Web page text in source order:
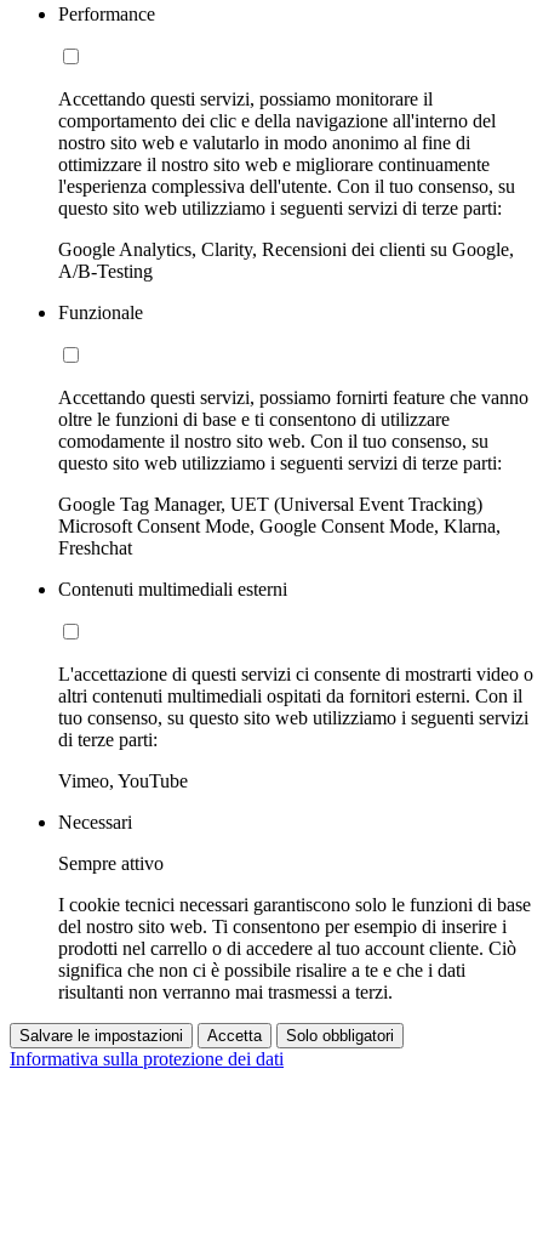
Performance
Accettando questi servizi, possiamo monitorare il
comportamento dei clic e della navigazione all'interno del
nostro sito web e valutarlo in modo anonimo al fine di
ottimizzare il nostro sito web e migliorare continuamente
l'esperienza complessiva dell'utente. Con il tuo consenso, su
questo sito web utilizziamo i seguenti servizi di terze parti:
Google Analytics, Clarity, Recensioni dei clienti su Google,
A/B-Testing
Funzionale
Accettando questi servizi, possiamo fornirti feature che vanno
oltre le funzioni di base e ti consentono di utilizzare
comodamente il nostro sito web. Con il tuo consenso, su
questo sito web utilizziamo i seguenti servizi di terze parti:
Google Tag Manager, UET (Universal Event Tracking)
Microsoft Consent Mode, Google Consent Mode, Klarna,
Freshchat
Contenuti multimediali esterni
L'accettazione di questi servizi ci consente di mostrarti video o
altri contenuti multimediali ospitati da fornitori esterni. Con il
tuo consenso, su questo sito web utilizziamo i seguenti servizi
di terze parti:
Vimeo, YouTube
Necessari
Sempre attivo
I cookie tecnici necessari garantiscono solo le funzioni di base
del nostro sito web. Ti consentono per esempio di inserire i
prodotti nel carrello o di accedere al tuo account cliente. Ciò
significa che non ci è possibile risalire a te e che i dati
risultanti non verranno mai trasmessi a terzi.
Salvare le impostazioni Accetta Solo obbligatori
Informativa sulla protezione dei dati